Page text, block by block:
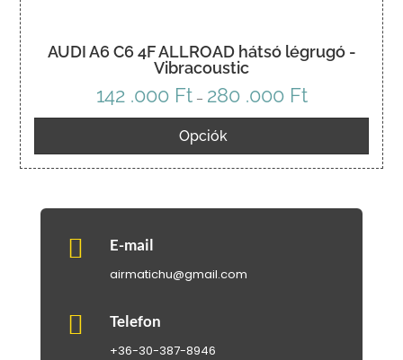
AUDI A6 C6 4F ALLROAD hátsó légrugó -
Vibracoustic
142 .000 Ft – 280 .000 FtÁrtartomány:
142
-
Opciók
 E-mail
airmatichu@gmail.com
 Telefon
+36-30-387-8946